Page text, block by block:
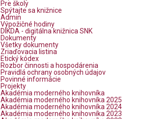
Pre školy
Spýtajte sa knižnice
Admin
Výpožičné hodiny
DIKDA - digitálna knižnica SNK
Dokumenty
Všetky dokumenty
Zriaďovacia listina
Etický kódex
Rozbor činnosti a hospodárenia
Pravidlá ochrany osobných údajov
Povinné informácie
Projekty
Akadémia moderného knihovníka
Akadémia moderného knihovníka 2025
Akadémia moderného knihovníka 2024
Akadémia moderného knihovníka 2023